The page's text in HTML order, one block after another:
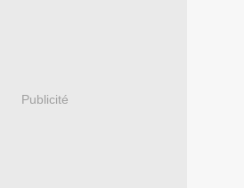
Publicité